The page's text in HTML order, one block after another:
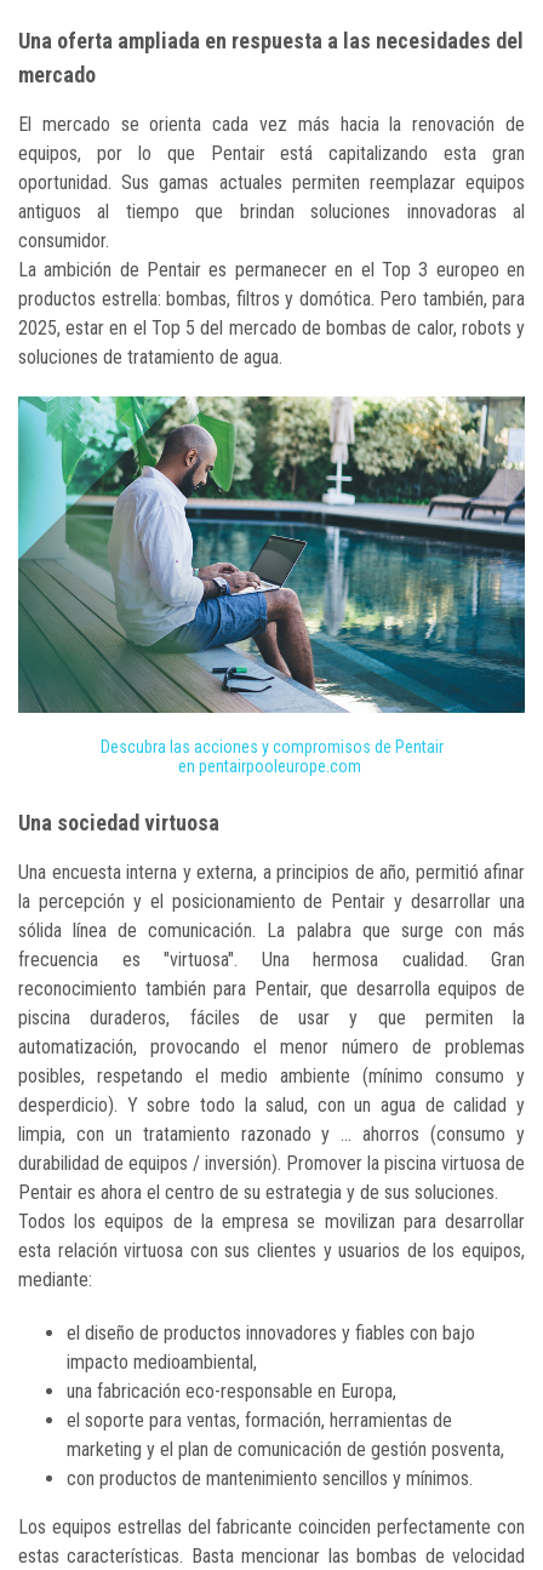
Una oferta ampliada en respuesta a las necesidades del
mercado
El mercado se orienta cada vez más hacia la renovación de
equipos, por lo que Pentair está capitalizando esta gran
oportunidad. Sus gamas actuales permiten reemplazar equipos
antiguos al tiempo que brindan soluciones innovadoras al
consumidor.
La ambición de Pentair es permanecer en el Top 3 europeo en
productos estrella: bombas, filtros y domótica. Pero también, para
2025, estar en el Top 5 del mercado de bombas de calor, robots y
soluciones de tratamiento de agua.
Descubra las acciones y compromisos de Pentair
en pentairpooleurope.com
Una sociedad virtuosa
Una encuesta interna y externa, a principios de año, permitió afinar
la percepción y el posicionamiento de Pentair y desarrollar una
sólida línea de comunicación. La palabra que surge con más
frecuencia es "virtuosa". Una hermosa cualidad. Gran
reconocimiento también para Pentair, que desarrolla equipos de
piscina duraderos, fáciles de usar y que permiten la
automatización, provocando el menor número de problemas
posibles, respetando el medio ambiente (mínimo consumo y
desperdicio). Y sobre todo la salud, con un agua de calidad y
limpia, con un tratamiento razonado y ... ahorros (consumo y
durabilidad de equipos / inversión). Promover la piscina virtuosa de
Pentair es ahora el centro de su estrategia y de sus soluciones.
Todos los equipos de la empresa se movilizan para desarrollar
esta relación virtuosa con sus clientes y usuarios de los equipos,
mediante:
el diseño de productos innovadores y fiables con bajo
impacto medioambiental,
una fabricación eco-responsable en Europa,
el soporte para ventas, formación, herramientas de
marketing y el plan de comunicación de gestión posventa,
con productos de mantenimiento sencillos y mínimos.
Los equipos estrellas del fabricante coinciden perfectamente con
estas características. Basta mencionar las bombas de velocidad